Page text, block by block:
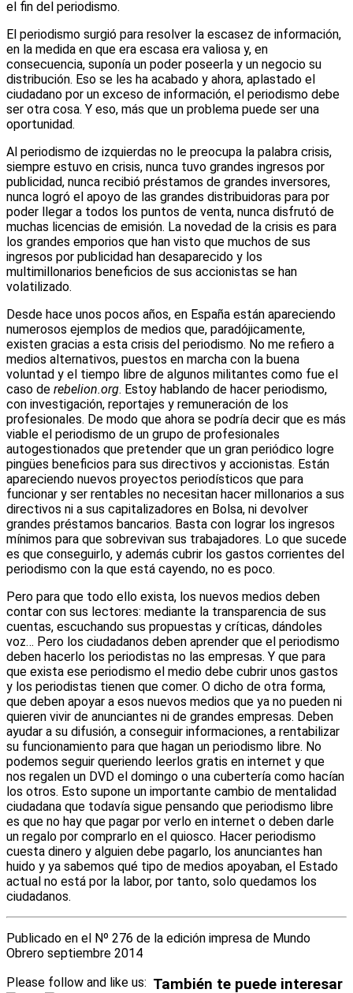
el fin del periodismo.
El periodismo surgió para resolver la escasez de información,
en la medida en que era escasa era valiosa y, en
consecuencia, suponía un poder poseerla y un negocio su
distribución. Eso se les ha acabado y ahora, aplastado el
ciudadano por un exceso de información, el periodismo debe
ser otra cosa. Y eso, más que un problema puede ser una
oportunidad.
Al periodismo de izquierdas no le preocupa la palabra crisis,
siempre estuvo en crisis, nunca tuvo grandes ingresos por
publicidad, nunca recibió préstamos de grandes inversores,
nunca logró el apoyo de las grandes distribuidoras para por
poder llegar a todos los puntos de venta, nunca disfrutó de
muchas licencias de emisión. La novedad de la crisis es para
los grandes emporios que han visto que muchos de sus
ingresos por publicidad han desaparecido y los
multimillonarios beneficios de sus accionistas se han
volatilizado.
Desde hace unos pocos años, en España están apareciendo
numerosos ejemplos de medios que, paradójicamente,
existen gracias a esta crisis del periodismo. No me refiero a
medios alternativos, puestos en marcha con la buena
voluntad y el tiempo libre de algunos militantes como fue el
caso de rebelion.org. Estoy hablando de hacer periodismo,
con investigación, reportajes y remuneración de los
profesionales. De modo que ahora se podría decir que es más
viable el periodismo de un grupo de profesionales
autogestionados que pretender que un gran periódico logre
pingües beneficios para sus directivos y accionistas. Están
apareciendo nuevos proyectos periodísticos que para
funcionar y ser rentables no necesitan hacer millonarios a sus
directivos ni a sus capitalizadores en Bolsa, ni devolver
grandes préstamos bancarios. Basta con lograr los ingresos
mínimos para que sobrevivan sus trabajadores. Lo que sucede
es que conseguirlo, y además cubrir los gastos corrientes del
periodismo con la que está cayendo, no es poco.
Pero para que todo ello exista, los nuevos medios deben
contar con sus lectores: mediante la transparencia de sus
cuentas, escuchando sus propuestas y críticas, dándoles
voz… Pero los ciudadanos deben aprender que el periodismo
deben hacerlo los periodistas no las empresas. Y que para
que exista ese periodismo el medio debe cubrir unos gastos
y los periodistas tienen que comer. O dicho de otra forma,
que deben apoyar a esos nuevos medios que ya no pueden ni
quieren vivir de anunciantes ni de grandes empresas. Deben
ayudar a su difusión, a conseguir informaciones, a rentabilizar
su funcionamiento para que hagan un periodismo libre. No
podemos seguir queriendo leerlos gratis en internet y que
nos regalen un DVD el domingo o una cubertería como hacían
los otros. Esto supone un importante cambio de mentalidad
ciudadana que todavía sigue pensando que periodismo libre
es que no hay que pagar por verlo en internet o deben darle
un regalo por comprarlo en el quiosco. Hacer periodismo
cuesta dinero y alguien debe pagarlo, los anunciantes han
huido y ya sabemos qué tipo de medios apoyaban, el Estado
actual no está por la labor, por tanto, solo quedamos los
ciudadanos.
Publicado en el Nº 276 de la edición impresa de Mundo
Obrero septiembre 2014
Please follow and like us: También te puede interesar